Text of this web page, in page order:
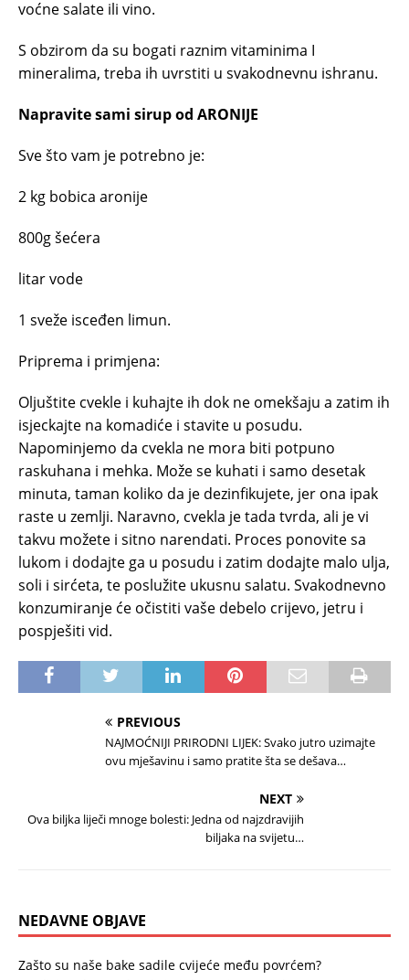
voćne salate ili vino.
S obzirom da su bogati raznim vitaminima I
mineralima, treba ih uvrstiti u svakodnevnu ishranu.
Napravite sami sirup od ARONIJE
Sve što vam je potrebno je:
2 kg bobica aronije
800g šećera
litar vode
1 sveže isceđen limun.
Priprema i primjena:
Oljuštite cvekle i kuhajte ih dok ne omekšaju a zatim ih
isjeckajte na komadiće i stavite u posudu.
Napominjemo da cvekla ne mora biti potpuno
raskuhana i mehka. Može se kuhati i samo desetak
minuta, taman koliko da je dezinfikujete, jer ona ipak
raste u zemlji. Naravno, cvekla je tada tvrda, ali je vi
takvu možete i sitno narendati. Proces ponovite sa
lukom i dodajte ga u posudu i zatim dodajte malo ulja,
soli i sirćeta, te poslužite ukusnu salatu. Svakodnevno
konzumiranje će očistiti vaše debelo crijevo, jetru i
pospješiti vid.
PREVIOUS
NAJMOĆNIJI PRIRODNI LIJEK: Svako jutro uzimajte
ovu mješavinu i samo pratite šta se dešava…
NEXT
Ova biljka liječi mnoge bolesti: Jedna od najzdravijih
biljaka na svijetu…
NEDAVNE OBJAVE
Zašto su naše bake sadile cvijeće među povrćem?